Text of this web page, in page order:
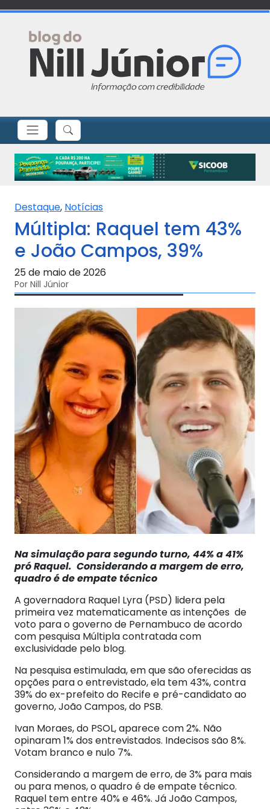
Destaque, Notícias
Múltipla: Raquel tem 43%
e João Campos, 39%
25 de maio de 2026
Por Nill Júnior
Na simulação para segundo turno, 44% a 41%
pró Raquel. Considerando a margem de erro,
quadro é de empate técnico
A governadora Raquel Lyra (PSD) lidera pela
primeira vez matematicamente as intenções de
voto para o governo de Pernambuco de acordo
com pesquisa Múltipla contratada com
exclusividade pelo blog.
Na pesquisa estimulada, em que são oferecidas as
opções para o entrevistado, ela tem 43%, contra
39% do ex-prefeito do Recife e pré-candidato ao
governo, João Campos, do PSB.
Ivan Moraes, do PSOL, aparece com 2%. Não
opinaram 1% dos entrevistados. Indecisos são 8%.
Votam branco e nulo 7%.
Considerando a margem de erro, de 3% para mais
ou para menos, o quadro é de empate técnico.
Raquel tem entre 40% e 46%. Já João Campos,